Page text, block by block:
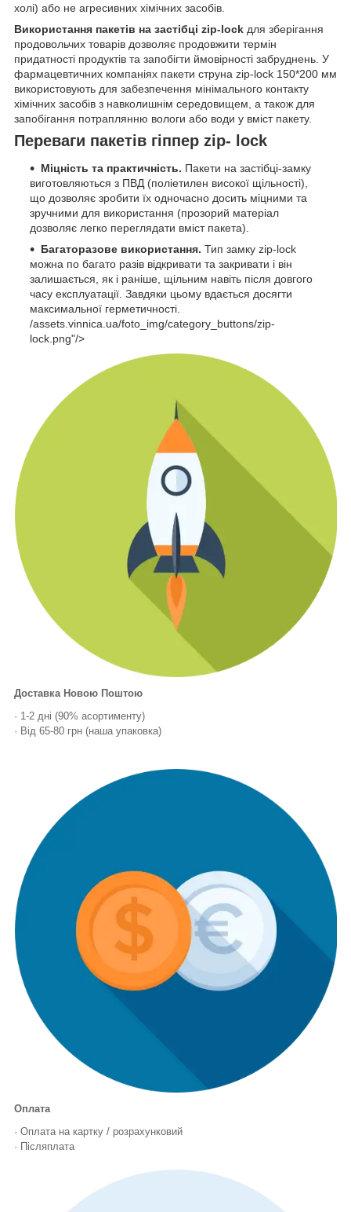
холі) або не агресивних хімічних засобів.
Використання пакетів на застібці zip-lock для зберігання
продовольчих товарів дозволяє продовжити термін
придатності продуктів та запобігти ймовірності забруднень. У
фармацевтичних компаніях пакети струна zip-lock 150*200 мм
використовують для забезпечення мінімального контакту
хімічних засобів з навколишнім середовищем, а також для
запобігання потраплянню вологи або води у вміст пакету.
Переваги пакетів гіппер zip- lock
Міцність та практичність. Пакети на застібці-замку
виготовляються з ПВД (поліетилен високої щільності),
що дозволяє зробити їх одночасно досить міцними та
зручними для використання (прозорий матеріал
дозволяє легко переглядати вміст пакета).
Багаторазове використання. Тип замку zip-lock
можна по багато разів відкривати та закривати і він
залишається, як і раніше, щільним навіть після довгого
часу експлуатації. Завдяки цьому вдається досягти
максимальної герметичності.
/assets.vinnica.ua/foto_img/category_buttons/zip-
lock.png"/>
Доставка Новою Поштою
· 1-2 дні (90% асортименту)
· Від 65-80 грн (наша упаковка)
Оплата
· Оплата на картку / розрахунковий
· Післяплата